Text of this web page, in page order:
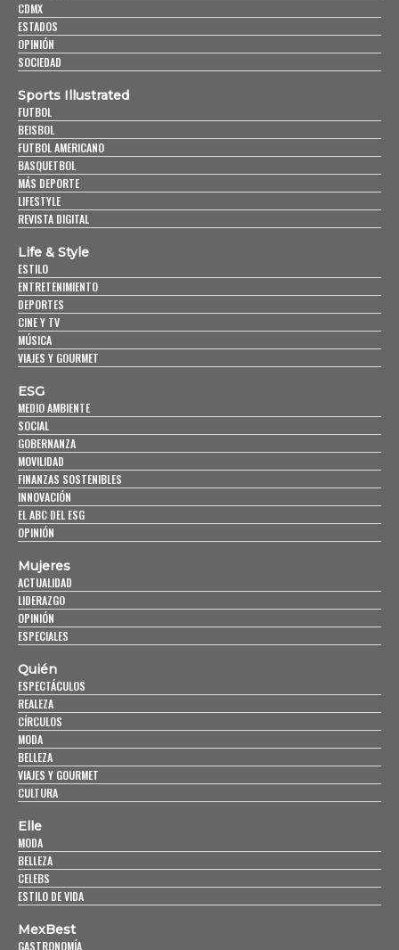
CDMX
ESTADOS
OPINIÓN
SOCIEDAD
Sports Illustrated
FUTBOL
BEISBOL
FUTBOL AMERICANO
BASQUETBOL
MÁS DEPORTE
LIFESTYLE
REVISTA DIGITAL
Life & Style
ESTILO
ENTRETENIMIENTO
DEPORTES
CINE Y TV
MÚSICA
VIAJES Y GOURMET
ESG
MEDIO AMBIENTE
SOCIAL
GOBERNANZA
MOVILIDAD
FINANZAS SOSTENIBLES
INNOVACIÓN
EL ABC DEL ESG
OPINIÓN
Mujeres
ACTUALIDAD
LIDERAZGO
OPINIÓN
ESPECIALES
Quién
ESPECTÁCULOS
REALEZA
CÍRCULOS
MODA
BELLEZA
VIAJES Y GOURMET
CULTURA
Elle
MODA
BELLEZA
CELEBS
ESTILO DE VIDA
MexBest
GASTRONOMÍA